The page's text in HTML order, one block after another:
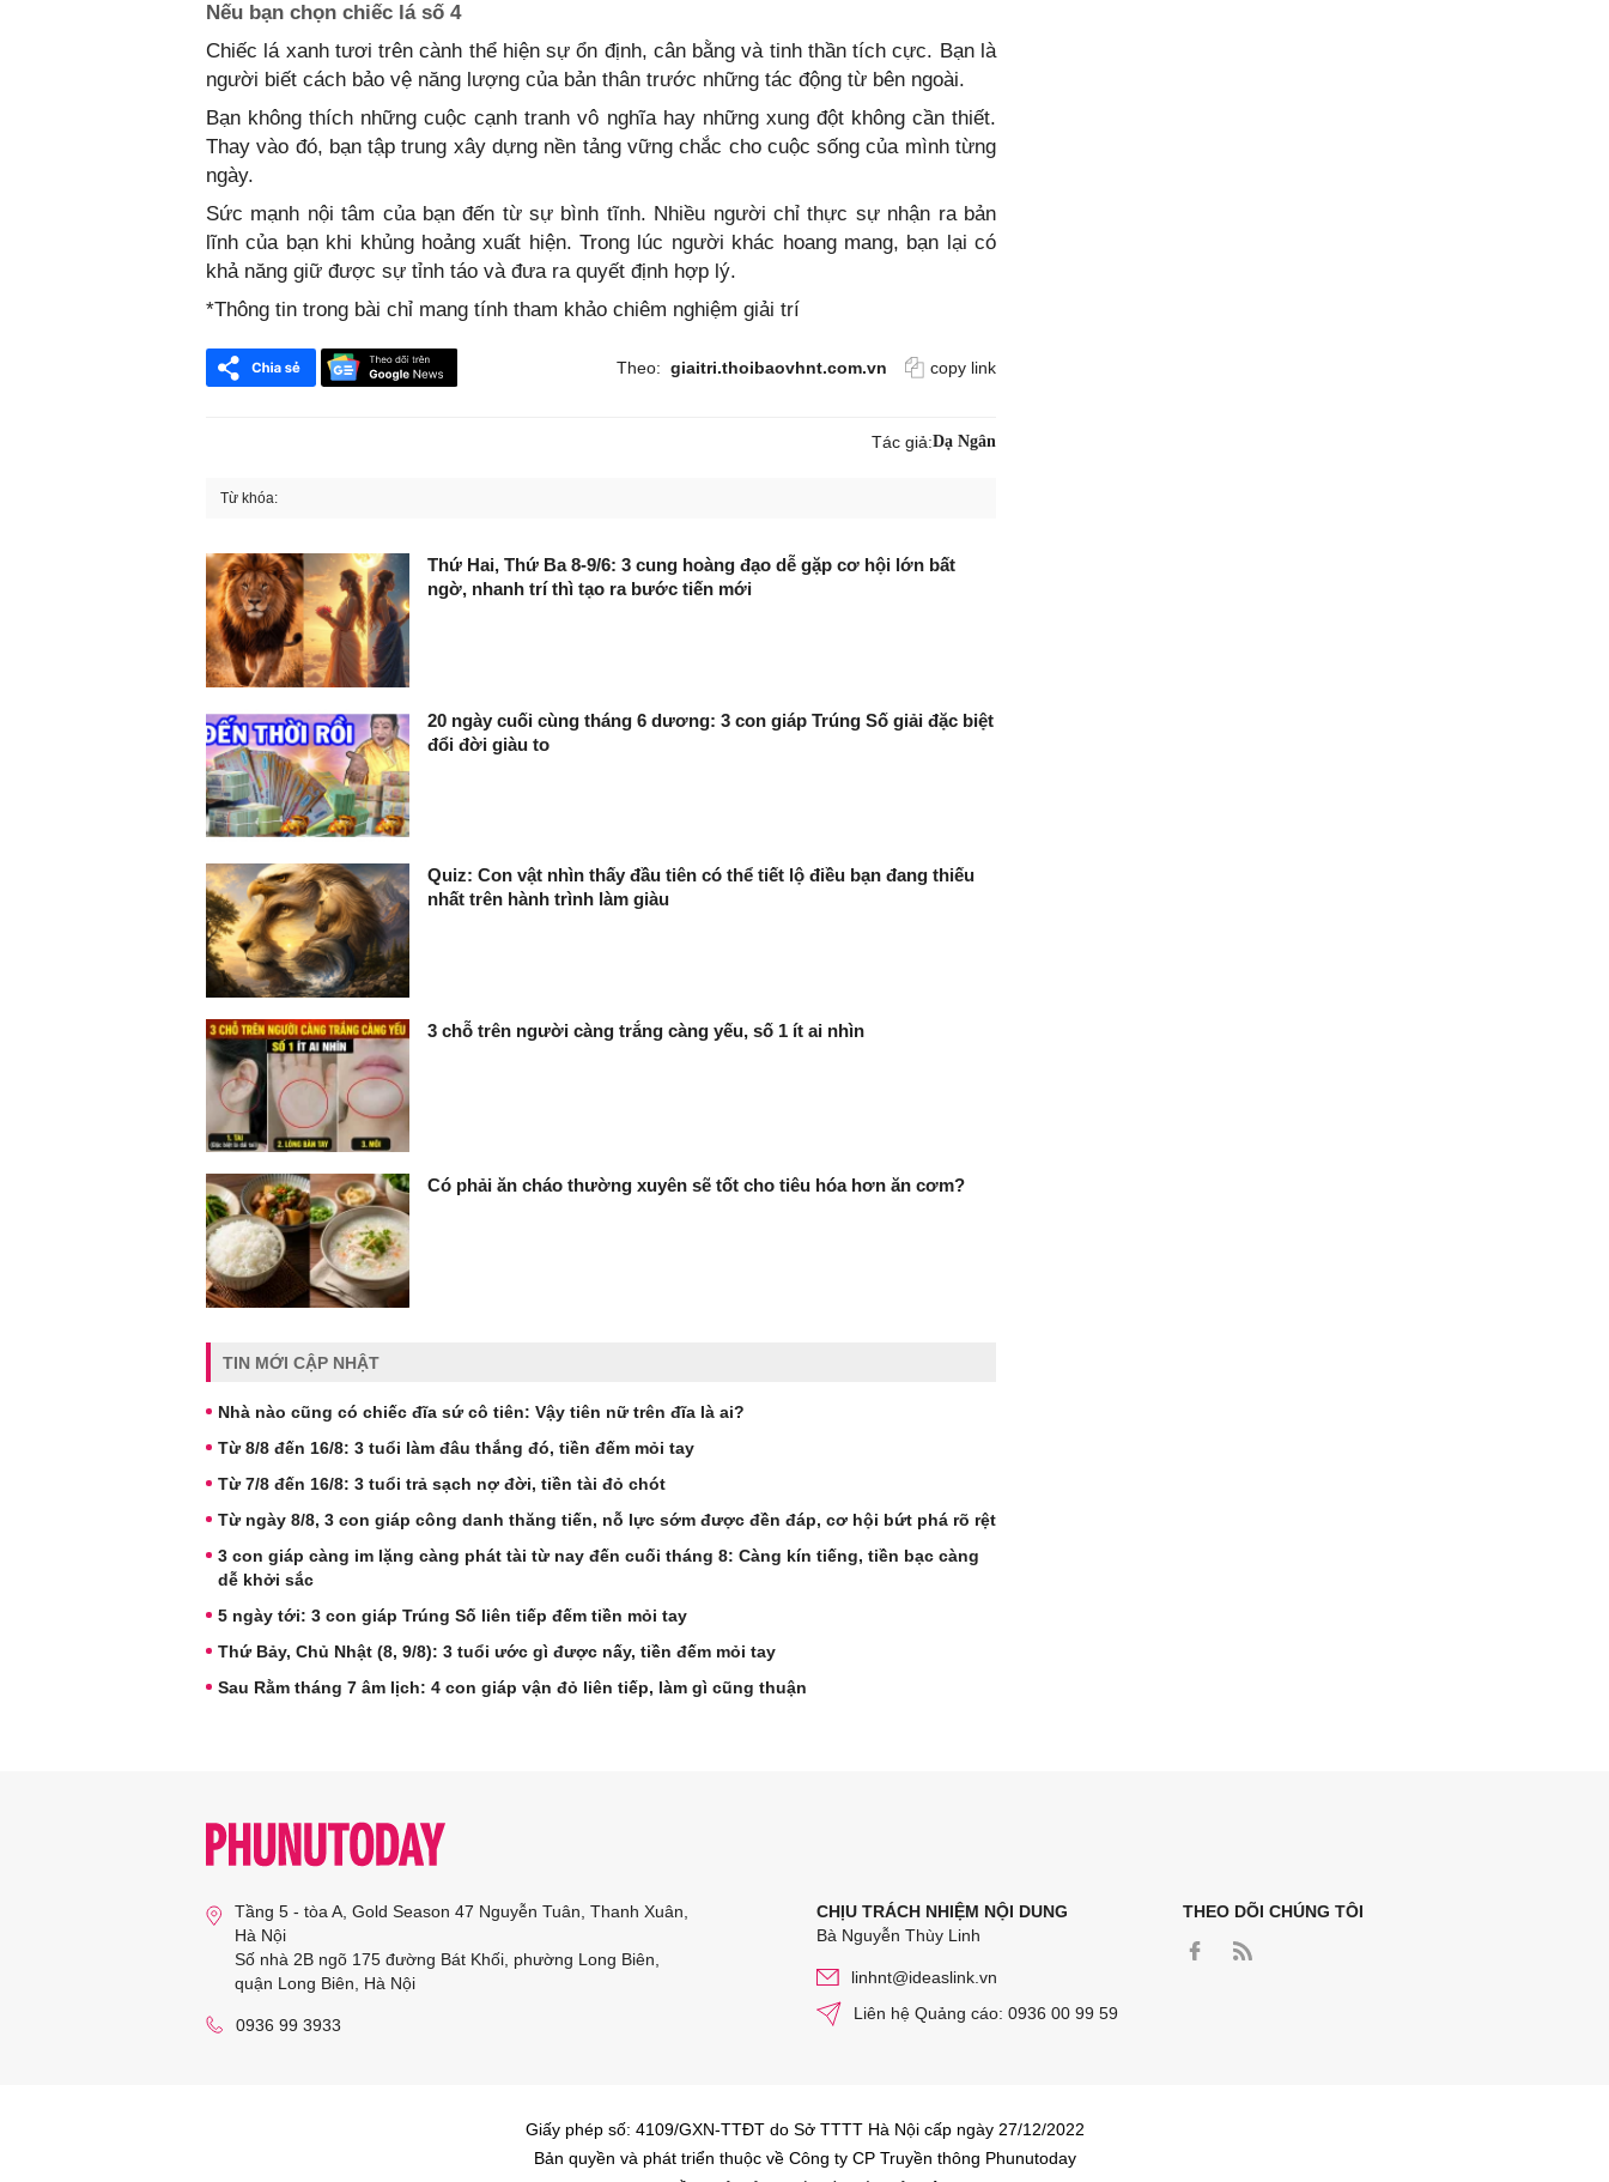
Nếu bạn chọn chiếc lá số 4
Chiếc lá xanh tươi trên cành thể hiện sự ổn định, cân bằng và tinh thần tích cực. Bạn là
người biết cách bảo vệ năng lượng của bản thân trước những tác động từ bên ngoài.
Bạn không thích những cuộc cạnh tranh vô nghĩa hay những xung đột không cần thiết.
Thay vào đó, bạn tập trung xây dựng nền tảng vững chắc cho cuộc sống của mình từng
ngày.
Sức mạnh nội tâm của bạn đến từ sự bình tĩnh. Nhiều người chỉ thực sự nhận ra bản
lĩnh của bạn khi khủng hoảng xuất hiện. Trong lúc người khác hoang mang, bạn lại có
khả năng giữ được sự tỉnh táo và đưa ra quyết định hợp lý.
*Thông tin trong bài chỉ mang tính tham khảo chiêm nghiệm giải trí
Theo: giaitri.thoibaovhnt.com.vn copy link
Tác giả:Dạ Ngân
Từ khóa:
Thứ Hai, Thứ Ba 8-9/6: 3 cung hoàng đạo dễ gặp cơ hội lớn bất
ngờ, nhanh trí thì tạo ra bước tiến mới
20 ngày cuối cùng tháng 6 dương: 3 con giáp Trúng Số giải đặc biệt
đổi đời giàu to
Quiz: Con vật nhìn thấy đầu tiên có thể tiết lộ điều bạn đang thiếu
nhất trên hành trình làm giàu
3 chỗ trên người càng trắng càng yếu, số 1 ít ai nhìn
Có phải ăn cháo thường xuyên sẽ tốt cho tiêu hóa hơn ăn cơm?
TIN MỚI CẬP NHẬT
Nhà nào cũng có chiếc đĩa sứ cô tiên: Vậy tiên nữ trên đĩa là ai?
Từ 8/8 đến 16/8: 3 tuổi làm đâu thắng đó, tiền đếm mỏi tay
Từ 7/8 đến 16/8: 3 tuổi trả sạch nợ đời, tiền tài đỏ chót
Từ ngày 8/8, 3 con giáp công danh thăng tiến, nỗ lực sớm được đền đáp, cơ hội bứt phá rõ rệt
3 con giáp càng im lặng càng phát tài từ nay đến cuối tháng 8: Càng kín tiếng, tiền bạc càng
dễ khởi sắc
5 ngày tới: 3 con giáp Trúng Số liên tiếp đếm tiền mỏi tay
Thứ Bảy, Chủ Nhật (8, 9/8): 3 tuổi ước gì được nấy, tiền đếm mỏi tay
Sau Rằm tháng 7 âm lịch: 4 con giáp vận đỏ liên tiếp, làm gì cũng thuận
Tầng 5 - tòa A, Gold Season 47 Nguyễn Tuân, Thanh Xuân,
Hà Nội
Số nhà 2B ngõ 175 đường Bát Khối, phường Long Biên,
quận Long Biên, Hà Nội
0936 99 3933
CHỊU TRÁCH NHIỆM NỘI DUNG
Bà Nguyễn Thùy Linh
linhnt@ideaslink.vn
Liên hệ Quảng cáo: 0936 00 99 59
THEO DÕI CHÚNG TÔI
Giấy phép số: 4109/GXN-TTĐT do Sở TTTT Hà Nội cấp ngày 27/12/2022
Bản quyền và phát triển thuộc về Công ty CP Truyền thông Phunutoday